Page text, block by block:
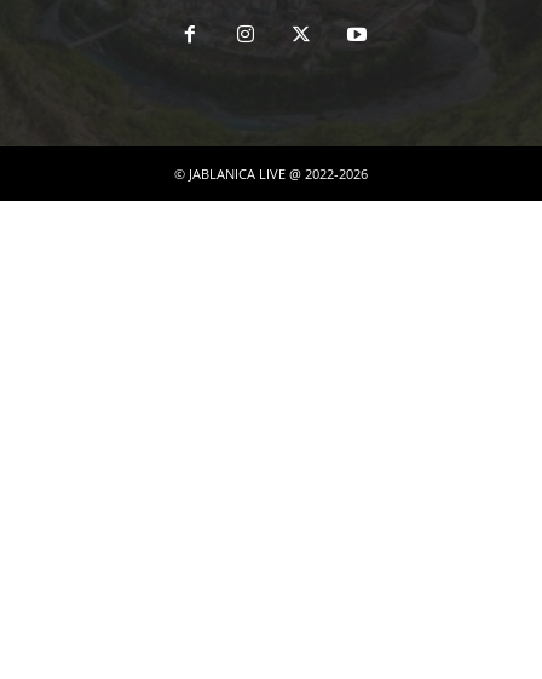
© JABLANICA LIVE @ 2022-2026